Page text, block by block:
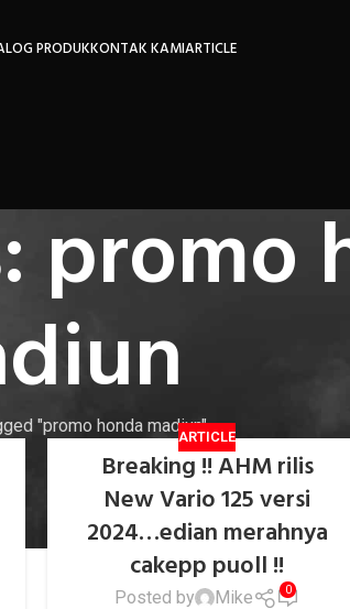
PRODUKKONTAK KAMIARTICLE
promo
"promo honda madiun"
ARTICLE
Breaking !! AHM rilis
New Vario 125 versi
2024…edian merahnya
cakepp puoll !!
Posted by Mike 0